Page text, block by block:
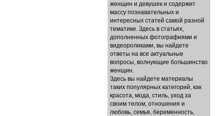
женщин и девушек и содержит
массу познавательных и
интересных статей самой разной
тематики. Здесь в статьях,
дополненных фотографиями и
видеороликами, вы найдете
ответы на все актуальные
вопросы, волнующие большинство
женщин.
Здесь вы найдете материалы
таких популярных категорий, как
красота, мода, стиль, уход за
своим телом, отношения и
любовь, семья, беременность,